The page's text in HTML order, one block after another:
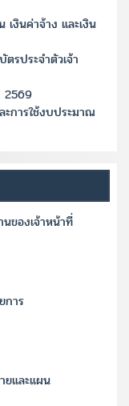
งินค่าจ้าง และเงิน
รประจำตัวเจ้า
2569
ะการใช้งบประมาณ
ของเจ้าหน้าที่
การ
และแผน